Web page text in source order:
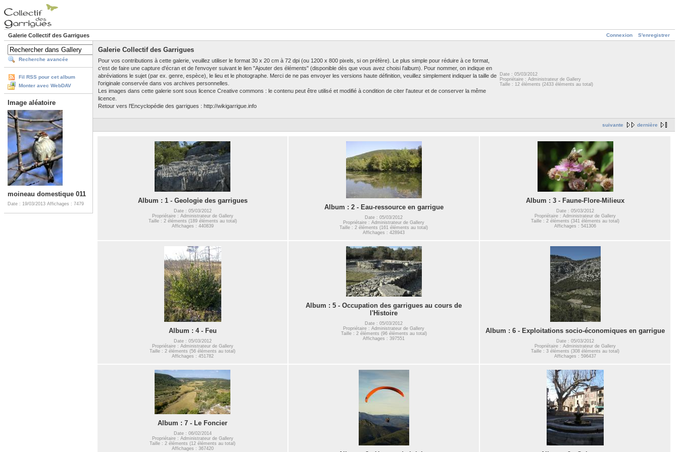
Connexion S'enregistrer
Galerie Collectif des Garrigues
Recherche avancée
Fil RSS pour cet album
Monter avec WebDAV
Image aléatoire
moineau domestique 011
Date : 19/03/2013 Affichages : 7479
Galerie Collectif des Garrigues
Pour vos contributions à cette galerie, veuillez utiliser le format 30 x 20 cm à 72 dpi (ou 1200 x 800 pixels, si on préfère). Le plus simple pour réduire à ce format,
c'est de faire une capture d'écran et de l'envoyer suivant le lien "Ajouter des éléments" (disponible dès que vous avez choisi l'album). Pour nommer, on indique en
abréviations le sujet (par ex. genre, espèce), le lieu et le photographe. Merci de ne pas envoyer les versions haute définition, veuillez simplement indiquer la taille de
l'originale conservée dans vos archives personnelles.
Les images dans cette galerie sont sous licence Creative commons : le contenu peut être utilisé et modifié à condition de citer l'auteur et de conserver la même
licence.
Retour vers l'Encyclopédie des garrigues : http://wikigarrigue.info
Date : 05/03/2012
Propriétaire : Administrateur de Gallery
Taille : 12 éléments (2433 éléments au total)
suivante dernière
Album : 1 - Geologie des garrigues
Date : 05/03/2012
Propriétaire : Administrateur de Gallery
Taille : 2 éléments (189 éléments au total)
Affichages : 440839
Album : 2 - Eau-ressource en garrigue
Date : 05/03/2012
Propriétaire : Administrateur de Gallery
Taille : 2 éléments (161 éléments au total)
Affichages : 428943
Album : 3 - Faune-Flore-Milieux
Date : 05/03/2012
Propriétaire : Administrateur de Gallery
Taille : 2 éléments (341 éléments au total)
Affichages : 541306
Album : 4 - Feu
Date : 05/03/2012
Propriétaire : Administrateur de Gallery
Taille : 2 éléments (56 éléments au total)
Affichages : 451782
Album : 5 - Occupation des garrigues au cours de
l'Histoire
Date : 05/03/2012
Propriétaire : Administrateur de Gallery
Taille : 2 éléments (96 éléments au total)
Affichages : 397551
Album : 6 - Exploitations socio-économiques en garrigue
Date : 05/03/2012
Propriétaire : Administrateur de Gallery
Taille : 3 éléments (308 éléments au total)
Affichages : 596437
Album : 7 - Le Foncier
Date : 06/02/2014
Propriétaire : Administrateur de Gallery
Taille : 2 éléments (12 éléments au total)
Affichages : 367420